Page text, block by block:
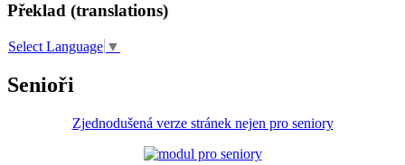
Překlad (translations)
Select Language ▼
Senioři
Zjednodušená verze stránek nejen pro seniory